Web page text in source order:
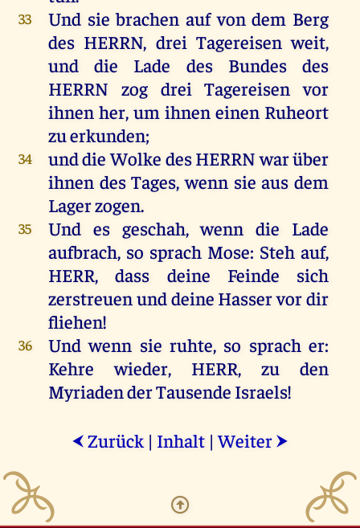
33 Und sie brachen auf von dem Berg
des HERRN, drei Tagereisen weit,
und
die Lade des Bundes
des
HERRN zog drei Tagereisen vor
ihnen her, um ihnen einen Ruheort
zuerkunden;
34 unddie Wolke desHERRNwarüber
ihnen des Tages,wenn sie aus dem
Lagerzogen.
35 Und es geschah,wenn die Lade
aufbrach, so sprach Mose: Stehauf,
HERR, dass deine Feinde
sich
zerstreuenunddeine Hasservordir
fliehen!
36 Und wenn sie ruhte, so sprach er:
Kehre
wieder, HERR,zu
den
MyriadenderTausende Israels!
⮜ Zurück | Inhalt |Weiter ⮞